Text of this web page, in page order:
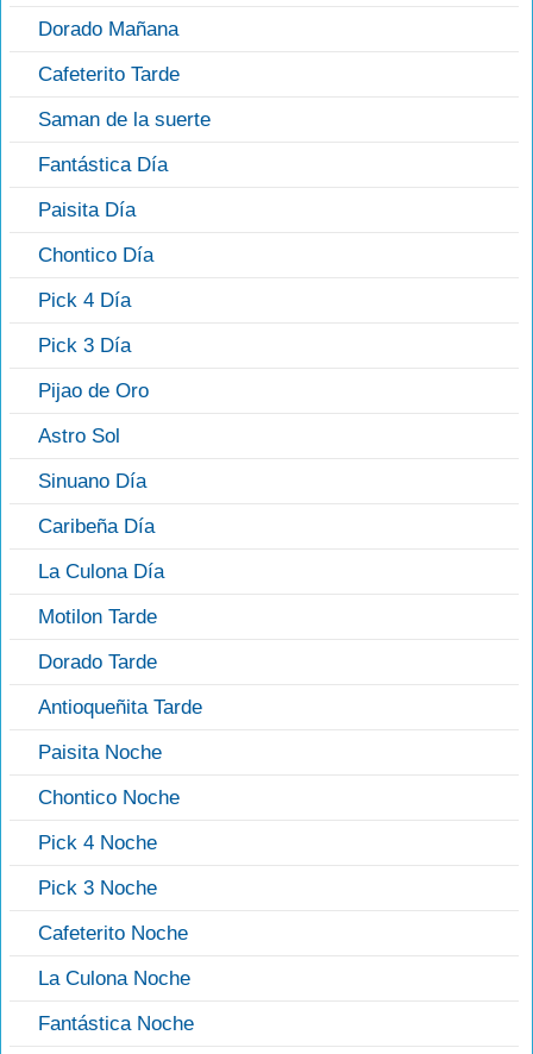
Dorado Mañana
Cafeterito Tarde
Saman de la suerte
Fantástica Día
Paisita Día
Chontico Día
Pick 4 Día
Pick 3 Día
Pijao de Oro
Astro Sol
Sinuano Día
Caribeña Día
La Culona Día
Motilon Tarde
Dorado Tarde
Antioqueñita Tarde
Paisita Noche
Chontico Noche
Pick 4 Noche
Pick 3 Noche
Cafeterito Noche
La Culona Noche
Fantástica Noche